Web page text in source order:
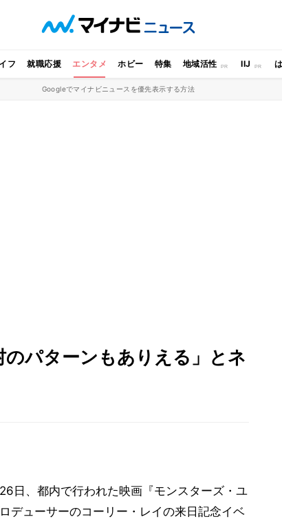
フ 就職応援 エンタメ ホビー 特集 地域活性 IIJ
Googleでマイナビニュースを優先表示する方法
パターンもありえる」とネ
日、都内で行われた映画『モンスターズ・ユ
デューサーのコーリー・レイの来日記念イベ